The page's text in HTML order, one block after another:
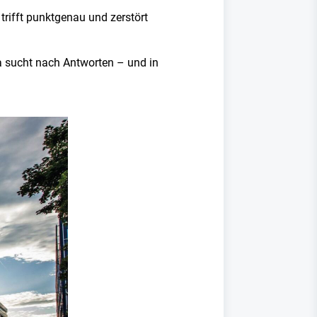
trifft punktgenau und zerstört
sucht nach Antworten – und in